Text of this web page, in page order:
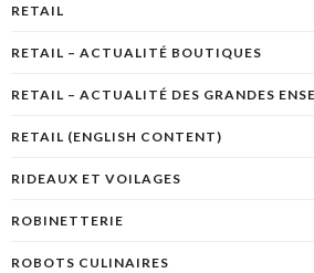
RETAIL
RETAIL – ACTUALITÉ BOUTIQUES
RETAIL – ACTUALITÉ DES GRANDES
RETAIL (ENGLISH CONTENT)
RIDEAUX ET VOILAGES
ROBINETTERIE
ROBOTS CULINAIRES